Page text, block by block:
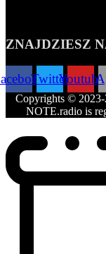
ZNAJDZIESZ
TwitterYoutube
Copyrights ©
NOTE.radio is